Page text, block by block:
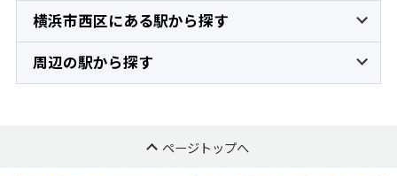
横浜市西区にある駅から探す
周辺の駅から探す
ページトップへ